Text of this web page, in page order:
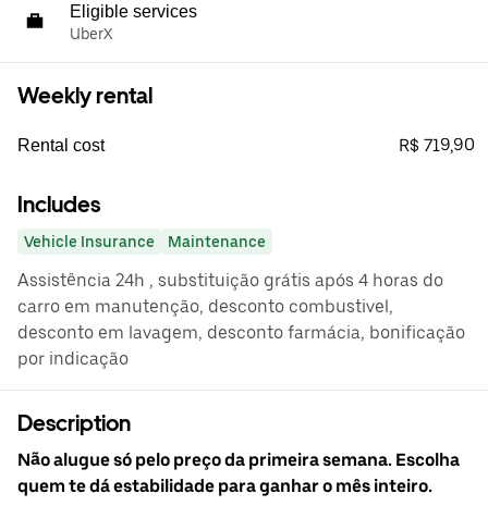
Eligible services
UberX
Weekly rental
Rental cost R$ 719,90
Includes
Vehicle Insurance Maintenance
Assistência 24h , substituição grátis após 4 horas do
carro em manutenção, desconto combustivel,
desconto em lavagem, desconto farmácia, bonificação
por indicação
Description
Não alugue só pelo preço da primeira semana. Escolha
quem te dá estabilidade para ganhar o mês inteiro.